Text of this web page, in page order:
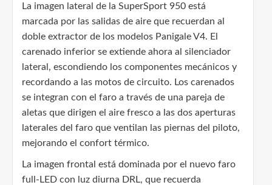
La imagen lateral de la SuperSport 950 está
marcada por las salidas de aire que recuerdan al
doble extractor de los modelos Panigale V4. El
carenado inferior se extiende ahora al silenciador
lateral, escondiendo los componentes mecánicos y
recordando a las motos de circuito. Los carenados
se integran con el faro a través de una pareja de
aletas que dirigen el aire fresco a las dos aperturas
laterales del faro que ventilan las piernas del piloto,
mejorando el confort térmico.
La imagen frontal está dominada por el nuevo faro
full-LED con luz diurna DRL, que recuerda